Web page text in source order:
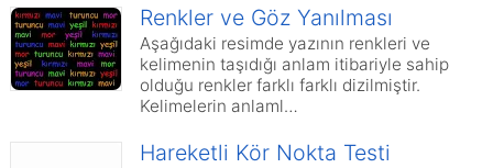
Renkler ve Göz Yanılması
Aşağıdaki resimde yazının renkleri ve
kelimenin taşıdığı anlam itibariyle sahip
olduğu renkler farklı farklı dizilmiştir.
Kelimelerin anlaml…
Hareketli Kör Nokta Testi